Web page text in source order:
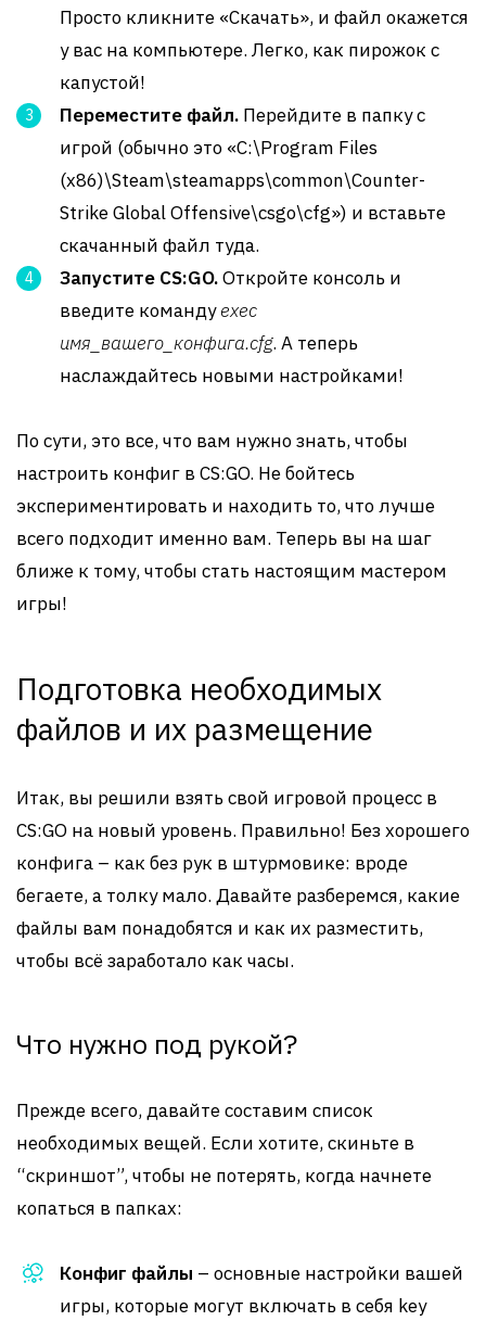
Просто кликните «Скачать», и файл окажется
у вас на компьютере. Легко, как пирожок с
капустой!
Переместите файл. Перейдите в папку с
игрой (обычно это «C:\Program Files
(x86)\Steam\steamapps\common\Counter-
Strike Global Offensive\csgo\cfg») и вставьте
скачанный файл туда.
Запустите CS:GO.Откройте консоль и
введите командуexec
имя_вашего_конфига.cfg. А теперь
наслаждайтесь новыми настройками!
По сути, это все, что вам нужно знать, чтобы
настроить конфиг в CS:GO. Не бойтесь
экспериментировать и находить то, что лучше
всего подходит именно вам. Теперь вы на шаг
ближе к тому, чтобы стать настоящим мастером
игры!
Подготовка необходимых
файлов и их размещение
Итак, вы решили взять свой игровой процесс в
CS:GO на новый уровень. Правильно! Без хорошего
конфига – как без рук в штурмовике: вроде
бегаете, а толку мало. Давайте разберемся, какие
файлы вам понадобятся и как их разместить,
чтобы всё заработало как часы.
Что нужно под рукой?
Прежде всего, давайте составим список
необходимых вещей. Если хотите, скиньте в
“скриншот”, чтобы не потерять, когда начнете
копаться в папках:
Конфиг файлы – основные настройки вашей
игры, которые могут включать в себя key